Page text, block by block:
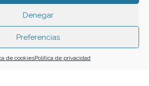
Denegar
Preferencias
de cookiesPolítica de privacidad
Funciona gracias a